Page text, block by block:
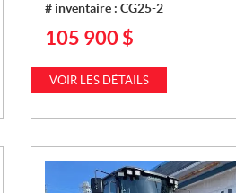
# inventaire : CG25-2
P
X
105 900 $
VOIR LES DÉTAILS